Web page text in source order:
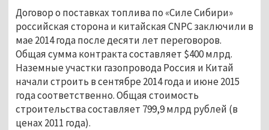
Договор о поставках топлива по «Силе Сибири»
российская сторона и китайская CNPC заключили в
мае 2014 года после десяти лет переговоров.
Общая сумма контракта составляет $400 млрд.
Наземные участки газопровода Россия и Китай
начали строить в сентябре 2014 года и июне 2015
года соответственно. Общая стоимость
строительства составляет 799,9 млрд рублей (в
ценах 2011 года).